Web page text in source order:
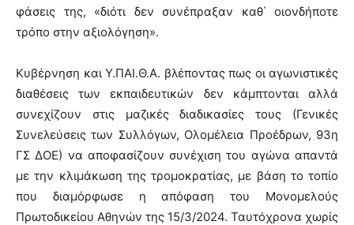
φάσεις της, «διότι δεν συνέπραξαν καθ΄ οιονδήποτε
τρόπο στην αξιολόγηση».
Κυβέρνηση και Υ.ΠΑΙ.Θ.Α. βλέποντας πως οι αγωνιστικές
διαθέσεις των εκπαιδευτικών δεν κάμπτονται αλλά
συνεχίζουν στις μαζικές διαδικασίες τους (Γενικές
Συνελεύσεις των Συλλόγων, Ολομέλεια Προέδρων, 93η
ΓΣ ΔΟΕ) να αποφασίζουν συνέχιση του αγώνα απαντά
με την κλιμάκωση της τρομοκρατίας, με βάση το τοπίο
που διαμόρφωσε η απόφαση του Μονομελούς
Πρωτοδικείου Αθηνών της 15/3/2024. Ταυτόχρονα χωρίς